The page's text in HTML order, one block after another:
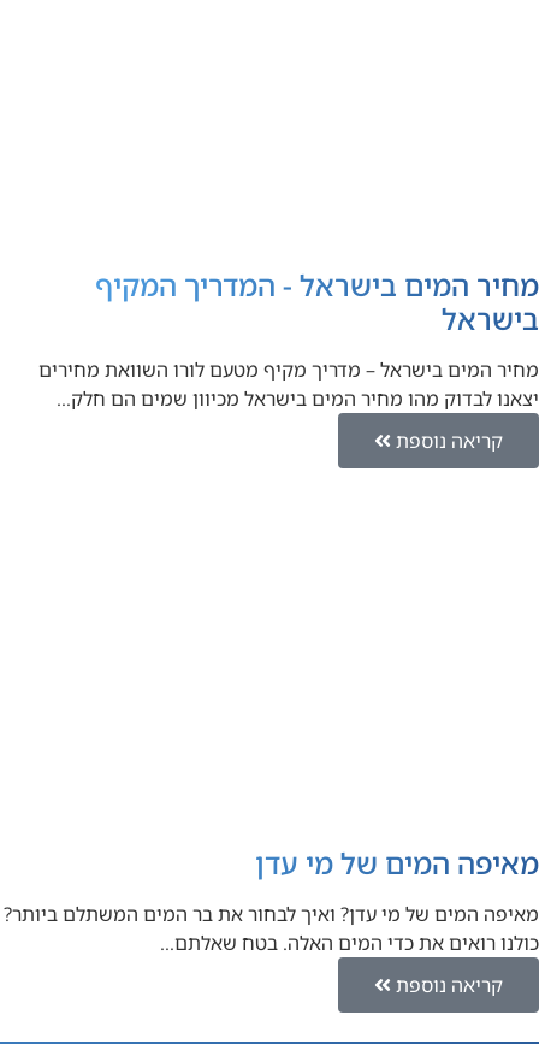
מחיר המים בישראל - המדריך המקיף
בישראל
מחיר המים בישראל – מדריך מקיף מטעם לורו השוואת מחירים
יצאנו לבדוק מהו מחיר המים בישראל מכיוון שמים הם חלק…
קריאה נוספת
מאיפה המים של מי עדן
מאיפה המים של מי עדן? ואיך לבחור את בר המים המשתלם ביותר?
כולנו רואים את כדי המים האלה. בטח שאלתם…
קריאה נוספת